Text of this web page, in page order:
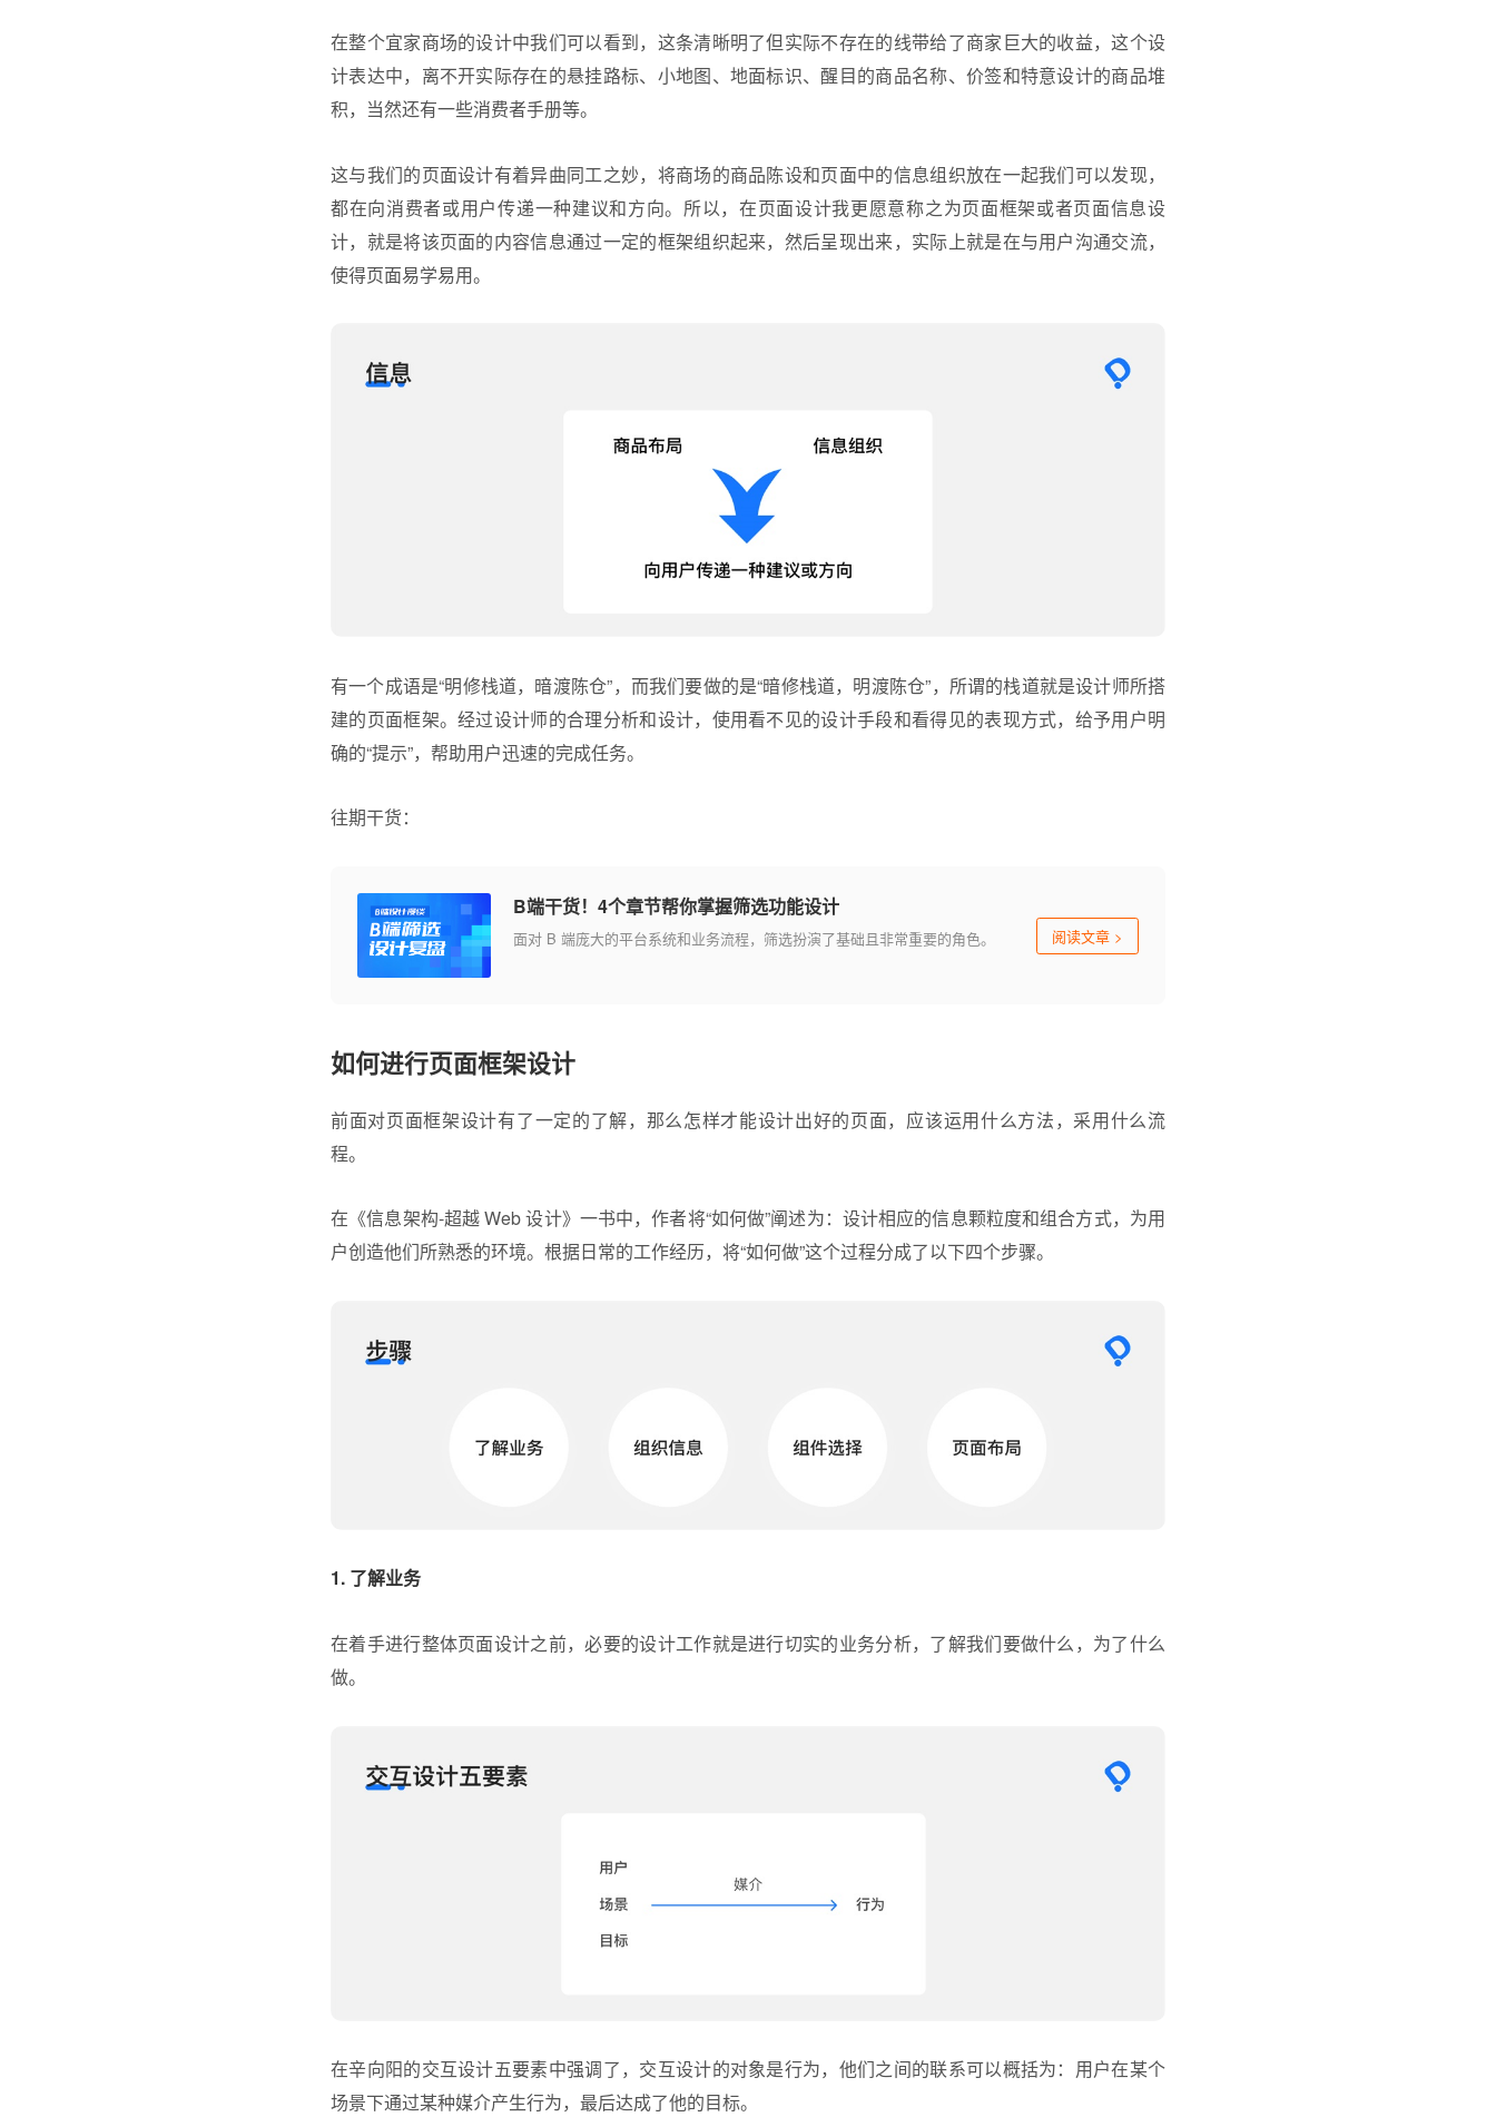
在整个宜家商场的设计中我们可以看到，这条清晰明了但实际不存在的线带给了商家巨大的收益，这个设
计表达中，离不开实际存在的悬挂路标、小地图、地面标识、醒目的商品名称、价签和特意设计的商品堆
积，当然还有一些消费者手册等。
这与我们的页面设计有着异曲同工之妙，将商场的商品陈设和页面中的信息组织放在一起我们可以发现，
都在向消费者或用户传递一种建议和方向。所以，在页面设计我更愿意称之为页面框架或者页面信息设
计，就是将该页面的内容信息通过一定的框架组织起来，然后呈现出来，实际上就是在与用户沟通交流，
使得页面易学易用。
有一个成语是“明修栈道，暗渡陈仓”，而我们要做的是“暗修栈道，明渡陈仓”，所谓的栈道就是设计师所搭
建的页面框架。经过设计师的合理分析和设计，使用看不见的设计手段和看得见的表现方式，给予用户明
确的“提示”，帮助用户迅速的完成任务。
往期干货：
B端干货！4个章节帮你掌握筛选功能设计
面对 B 端庞大的平台系统和业务流程，筛选扮演了基础且非常重要的角色。 阅读文章 >
如何进行页面框架设计
前面对页面框架设计有了一定的了解，那么怎样才能设计出好的页面，应该运用什么方法，采用什么流
程。
在《信息架构-超越 Web 设计》一书中，作者将“如何做”阐述为：设计相应的信息颗粒度和组合方式，为用
户创造他们所熟悉的环境。根据日常的工作经历，将“如何做”这个过程分成了以下四个步骤。
1. 了解业务
在着手进行整体页面设计之前，必要的设计工作就是进行切实的业务分析，了解我们要做什么，为了什么
做。
在辛向阳的交互设计五要素中强调了， 交互设计的对象是行为，他们之间的联系可以概括为：用户在某个
场景下通过某种媒介产生行为，最后达成了他的目标。